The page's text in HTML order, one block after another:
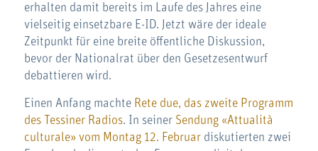
erhalten damit bereits im Laufe des Jahres eine
vielseitig einsetzbare E-ID. Jetzt wäre der ideale
Zeitpunkt für eine breite öffentliche Diskussion,
bevor der Nationalrat über den Gesetzesentwurf
debattieren wird.
Einen Anfang machte Rete due, das zweite Programm
des Tessiner Radios. In seiner Sendung «Attualità
culturale» vom Montag 12. Februardiskutierten zwei